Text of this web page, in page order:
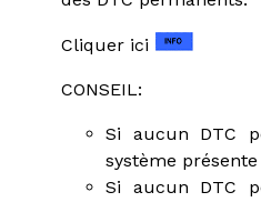
Cliquer ici
CONSEIL:
Si aucun DTC
système
Si aucun DTC